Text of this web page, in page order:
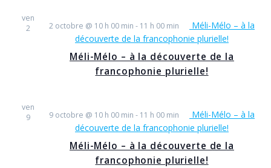
ven
2
Méli-Mélo – à la découverte de la
francophonie plurielle!
2 octobre @ 10 h 00 min - 11 h 00 min
Méli-Mélo – à la
découverte de la francophonie plurielle!
ven
9
Méli-Mélo – à la découverte de la
francophonie plurielle!
9 octobre @ 10 h 00 min - 11 h 00 min
Méli-Mélo – à la
découverte de la francophonie plurielle!